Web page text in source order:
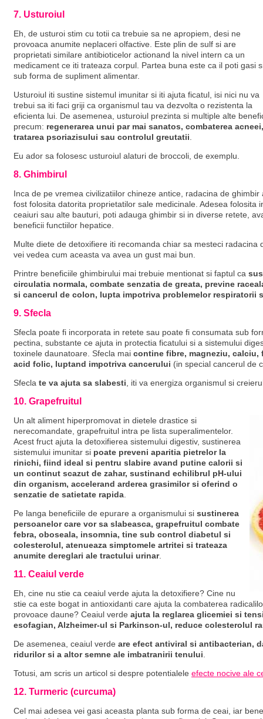
7. Usturoiul
Eh, de usturoi stim cu totii ca trebuie sa ne apropiem, desi ne
provoaca anumite neplaceri olfactive. Este plin de sulf si are
proprietati similare antibioticelor actionand la nivel intern ca un
medicament ce iti trateaza corpul. Partea buna este ca il poti gasi
sub forma de supliment alimentar.
Usturoiul iti sustine sistemul imunitar si iti ajuta ficatul, isi nici nu va
trebui sa iti faci griji ca organismul tau va dezvolta o rezistenta la
eficienta lui. De asemenea, usturoiul prezinta si multiple alte
precum: regenerarea unui par mai sanatos, combaterea acneei,
tratarea psoriazisului sau controlul greutatii
Eu ador sa folosesc usturoiul alaturi de broccoli, de exemplu.
8. Ghimbirul
Inca de pe vremea civilizatiilor chineze antice, radacina de ghimbir
fost folosita datorita proprietatilor sale medicinale. Adesea folosita
ceaiuri sau alte bauturi, poti adauga ghimbir si in diverse retete,
beneficii functiilor hepatice.
Multe diete de detoxifiere iti recomanda chiar sa mesteci radacina
vei vedea cum aceasta va avea un gust mai bun.
Printre beneficiile ghimbirului mai trebuie mentionat si faptul ca
circulatia normala, combate senzatia de greata, previne
si cancerul de colon, lupta impotriva problemelor respiratorii
9. Sfecla
Sfecla poate fi incorporata in retete sau poate fi consumata sub
pectina, substante ce ajuta in protectia ficatului si a sistemului
toxinele daunatoare. Sfecla mai contine fibre, magneziu, calciu,
acid folic, luptand impotriva cancerului (in special cancerul de
Sfecla te va ajuta sa slabesti , iti va energiza organismul si
10. Grapefruitul
Un alt aliment hiperpromovat in dietele drastice si
nerecomandate, grapefruitul intra pe lista superalimentelor.
Acest fruct ajuta la detoxifierea sistemului digestiv, sustinerea
sistemului imunitar si poate preveni aparitia pietrelor la
rinichi, fiind ideal si pentru slabire avand putine calorii si
un continut scazut de zahar, sustinand echilibrul pH-ului
din organism, accelerand arderea grasimilor si oferind o
senzatie de satietate rapida
Pe langa beneficiile de epurare a organismului si sustinerea
persoanelor care vor sa slabeasca, grapefruitul combate
febra, oboseala, insomnia, tine sub control diabetul si
colesterolul, atenueaza simptomele artritei si trateaza
anumite dereglari ale tractului urinar.
11. Ceaiul verde
Eh, cine nu stie ca ceaiul verde ajuta la detoxifiere? Cine nu
stie ca este bogat in antioxidanti care ajuta la combaterea
provoace daune? Ceaiul verde ajuta la reglarea glicemiei si
esofagian, Alzheimer-ul si Parkinson-ul, reduce colesterolul
De asemenea, ceaiul verde are efect antiviral si antibacterian,
ridurilor si a altor semne ale imbatranirii tenului
Totusi, am scris un articol si despre potentialele efecte nocive ale
12. Turmeric (curcuma)
Cel mai adesea vei gasi aceasta planta sub forma de ceai, iar